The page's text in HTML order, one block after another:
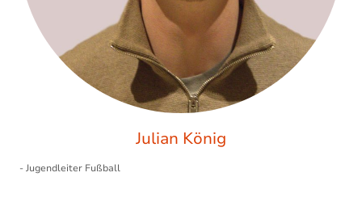
Julian König
- Jugendleiter Fußball